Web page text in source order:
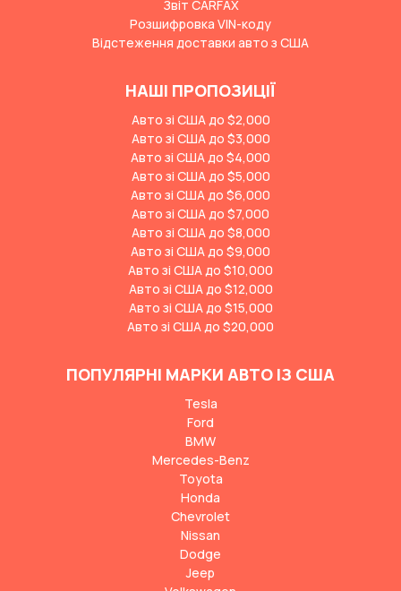
Звіт CARFAX
Розшифровка VIN-коду
Відстеження доставки авто з США
НАШІ ПРОПОЗИЦІЇ
Авто зі США до $2,000
Авто зі США до $3,000
Авто зі США до $4,000
Авто зі США до $5,000
Авто зі США до $6,000
Авто зі США до $7,000
Авто зі США до $8,000
Авто зі США до $9,000
Авто зі США до $10,000
Авто зі США до $12,000
Авто зі США до $15,000
Авто зі США до $20,000
ПОПУЛЯРНІ МАРКИ АВТО ІЗ США
Tesla
Ford
BMW
Mercedes-Benz
Toyota
Honda
Chevrolet
Nissan
Dodge
Jeep